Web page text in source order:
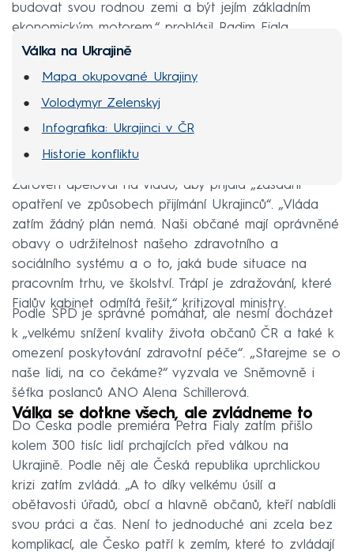
budovat svou rodnou zemi a být jejím základním
ekonomickým motorem,“ prohlásil Radim Fiala.
Válka na Ukrajině
Mapa okupované Ukrajiny
Volodymyr Zelenskyj
Infografika: Ukrajinci v ČR
Historie konfliktu
Zároveň apeloval na vládu, aby přijala „zásadní
opatření ve způsobech přijímání Ukrajinců“. „Vláda
zatím žádný plán nemá. Naši občané mají oprávněné
obavy o udržitelnost našeho zdravotního a
sociálního systému a o to, jaká bude situace na
pracovním trhu, ve školství. Trápí je zdražování, které
Fialův kabinet odmítá řešit,“ kritizoval ministry.
Podle SPD je správné pomáhat, ale nesmí docházet
k „velkému snížení kvality života občanů ČR a také k
omezení poskytování zdravotní péče“. „Starejme se o
naše lidi, na co čekáme?“ vyzvala ve Sněmovně i
šéfka poslanců ANO Alena Schillerová.
Válka se dotkne všech, ale zvládneme to
Do Česka podle premiéra Petra Fialy zatím přišlo
kolem 300 tisíc lidí prchajících před válkou na
Ukrajině. Podle něj ale Česká republika uprchlickou
krizi zatím zvládá. „A to díky velkému úsilí a
obětavosti úřadů, obcí a hlavně občanů, kteří nabídli
svou práci a čas. Není to jednoduché ani zcela bez
komplikací, ale Česko patří k zemím, které to zvládají